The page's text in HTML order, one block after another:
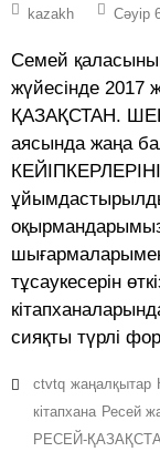
kazakh Сәуір
Семей
жүйесінде 2017
ҚАЗАҚСТАН.
аясында жаңа
тұсаукесерін
сияқты түрлі
ctvtq жаңалқытар
кітапхана Ресей
РЕСЕЙ-